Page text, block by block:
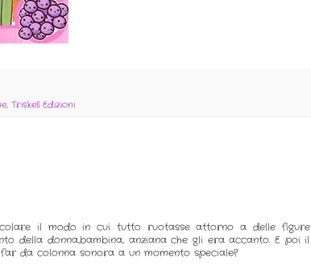
,Triskell Edizioni
il modo in cui tutto ruotasse attorno a delle figure
della donna,bambina, anziana che gli era accanto. E poi il
da colonna sonora a un momento speciale?